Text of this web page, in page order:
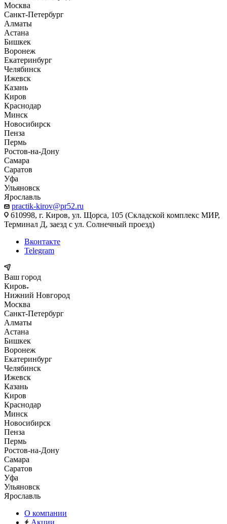
Москва
Санкт-Петербург
Алматы
Астана
Бишкек
Воронеж
Екатеринбург
Челябинск
Ижевск
Казань
Киров
Краснодар
Минск
Новосибирск
Пенза
Пермь
Ростов-на-Дону
Самара
Саратов
Уфа
Ульяновск
Ярославль
practik-kirov@pr52.ru
610998, г. Киров, ул. Щорса, 105 (Складской комплекс МИР,
Терминал Д, заезд с ул. Солнечный проезд)
Вконтакте
Telegram
Ваш город
Киров
Нижний Новгород
Москва
Санкт-Петербург
Алматы
Астана
Бишкек
Воронеж
Екатеринбург
Челябинск
Ижевск
Казань
Киров
Краснодар
Минск
Новосибирск
Пенза
Пермь
Ростов-на-Дону
Самара
Саратов
Уфа
Ульяновск
Ярославль
О компании
Акции